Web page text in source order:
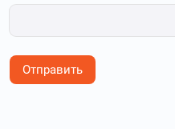
Отправить